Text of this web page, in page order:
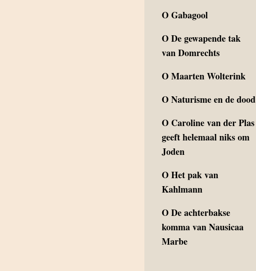
OGabagool
ODe gewapende tak
van Domrechts
OMaarten Wolterink
ONaturisme en de dood
O Caroline van der Plas
geeft helemaal niks om
Joden
OHet pak van
Kahlmann
ODe achterbakse
komma van Nausicaa
Marbe